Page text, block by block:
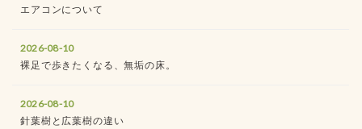
エアコンについて
2026-08-10
裸足で歩きたくなる、無垢の床。
2026-08-10
針葉樹と広葉樹の違い